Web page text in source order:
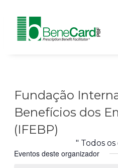
Fundação
Benefícios dos
(IFEBP)
" Todos
Eventos deste organizador